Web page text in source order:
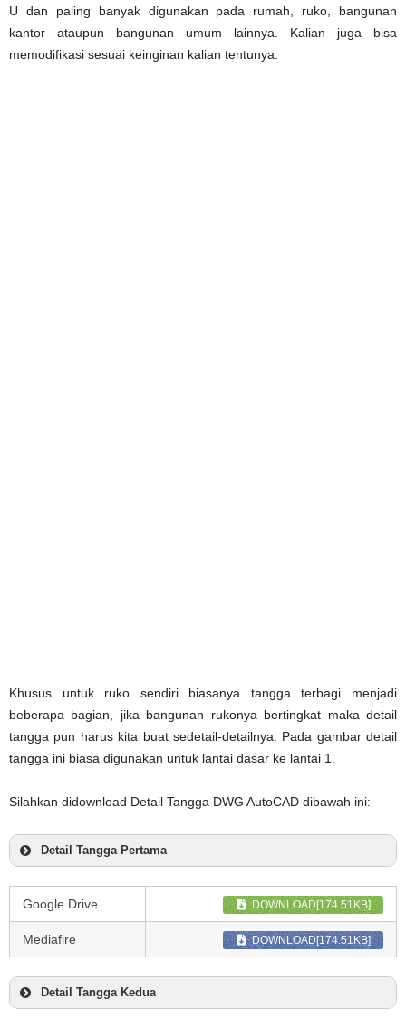
U dan paling banyak digunakan pada rumah, ruko, bangunan
kantor ataupun bangunan umum lainnya. Kalian juga bisa
memodifikasi sesuai keinginan kalian tentunya.
Khusus untuk ruko sendiri biasanya tangga terbagi menjadi
beberapa bagian, jika bangunan rukonya bertingkat maka detail
tangga pun harus kita buat sedetail-detailnya. Pada gambar detail
tangga ini biasa digunakan untuk lantai dasar ke lantai 1.
Silahkan didownload Detail Tangga DWG AutoCAD dibawah ini:
Detail Tangga Pertama
Google Drive DOWNLOAD[174.51KB]
Mediafire DOWNLOAD[174.51KB]
Detail Tangga Kedua